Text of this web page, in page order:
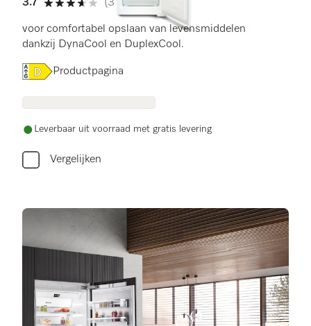
3.7
3.7 sterren van de 5
(3 beoordelingen)
voor comfortabel opslaan van levensmiddelen
dankzij DynaCool en DuplexCool.
Online Label Flag, Energielabel
Productpagina
Leverbaar uit voorraad met gratis levering
Vergelijken